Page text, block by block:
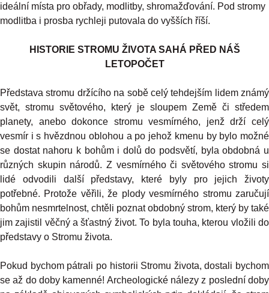
ideální místa pro obřady, modlitby, shromažďování. Pod stromy
modlitba i prosba rychleji putovala do vyšších říší.
HISTORIE STROMU ŽIVOTA SAHÁ PŘED NÁŠ
LETOPOČET
Představa stromu držícího na sobě celý tehdejším lidem známý
svět, stromu světového, který je sloupem Země či středem
planety, anebo dokonce stromu vesmírného, jenž drží celý
vesmír i s hvězdnou oblohou a po jehož kmenu by bylo možné
se dostat nahoru k bohům i dolů do podsvětí, byla obdobná u
různých skupin národů. Z vesmírného či světového stromu si
lidé odvodili další představy, které byly pro jejich životy
potřebné. Protože věřili, že plody vesmírného stromu zaručují
bohům nesmrtelnost, chtěli poznat obdobný strom, který by také
jim zajistil věčný a šťastný život. To byla touha, kterou vložili do
představy o Stromu života.
Pokud bychom pátrali po historii Stromu života, dostali bychom
se až do doby kamenné! Archeologické nálezy z poslední doby